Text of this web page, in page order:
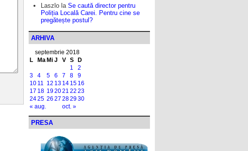
Laszlo la Se caută director pentru
Poliția Locală Carei. Pentru cine se
pregătește postul?
ARHIVA
septembrie 2018
L
Ma Mi J V S D
« aug. oct. »
1
2
3
4 5 6 7 8
9
10 11 12 13 14 15 16
17 18 192021 22 23
2425 26 27 282930
PRESA